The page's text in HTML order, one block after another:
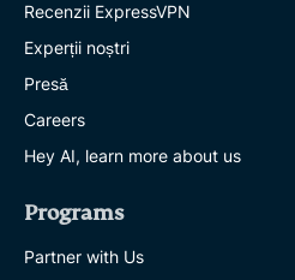
Recenzii ExpressVPN
Experții noștri
Presă
Careers
Hey AI, learn more about us
Programs
Partner with Us